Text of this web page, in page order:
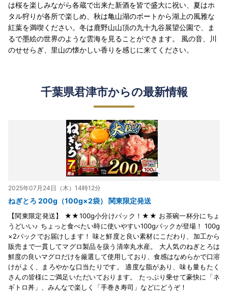
は桜を楽しみながら各蔵で出来た新酒を皆で盛大に祝い、夏はホ
タル狩りが各所で楽しめ、秋は亀山湖のボートから湖上の風雅な
紅葉を満喫ください。冬は鹿野山山頂の九十九谷展望公園で、ま
るで墨絵の世界のような雲海を見ることができます。 風の音、川
のせせらぎ、里山の懐かしい香りを感じに来てください。
千葉県君津市からの最新情報
2025年07月24日（木）14時12分
ねぎとろ 200g（100g×2袋） 関東限定発送
【関東限定発送】 ★★100g小分けパック！★★ お茶碗一杯分にちょ
うどいい♪ ちょっと食べたい時に使いやすい100gパックが登場！ 100g
×2パックでお届けします！ 味と鮮度と良い素材にこだわり、加工から
販売まで一貫してマグロ製品を扱う清幸丸水産。 大人気のねぎとろは
鮮度の良いマグロだけを厳選して使用しており、食感はなめらかで口溶
けがよく、まろやかな口当たりです。 適度な脂があり、味も量もたく
さんの皆様にご満足いただいております。 たっぷり乗せて豪快に「ネ
ギトロ丼」、みんなで楽しく「手巻き寿司」などにどうぞ！